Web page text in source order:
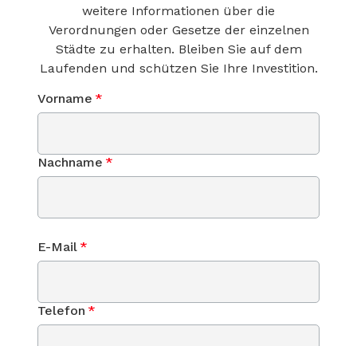
weitere Informationen über die
Verordnungen oder Gesetze der einzelnen
Städte zu erhalten. Bleiben Sie auf dem
Laufenden und schützen Sie Ihre Investition.
Vorname *
Nachname *
E-Mail *
Telefon *